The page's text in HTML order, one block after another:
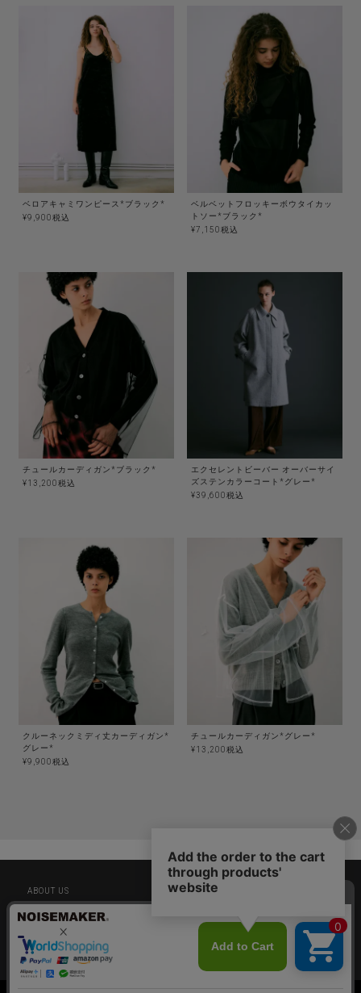
ベロアキャミワンピース*ブラック*
¥9,900税込
ベルベットフロッキーボウタイカッ
トソー*ブラック*
¥7,150税込
チュールカーディガン*ブラック*
¥13,200税込
エクセレントビーバー オーバーサイ
ズステンカラーコート*グレー*
¥39,600税込
クルーネックミディ丈カーディガン*
グレー*
¥9,900税込
チュールカーディガン*グレー*
¥13,200税込
ABOUT US PRIVACY POLICY
▶︎ ZOZO TOWN ▶︎ Rakuten Fashion